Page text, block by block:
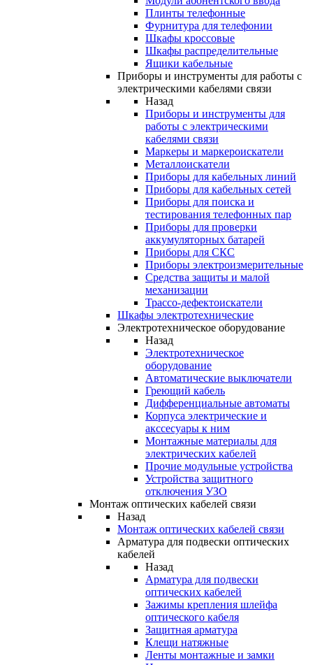
Плинты телефонные
Фурнитура для телефонии
Шкафы кроссовые
Шкафы распределительные
Ящики кабельные
Приборы и инструменты для работы с
электрическими кабелями связи
Назад
Приборы и инструменты для
работы с электрическими
кабелями связи
Маркеры и маркероискатели
Металлоискатели
Приборы для кабельных линий
Приборы для кабельных сетей
Приборы для поиска и
тестирования телефонных пар
Приборы для проверки
аккумуляторных батарей
Приборы для СКС
Приборы электроизмерительные
Средства защиты и малой
механизации
Трассо-дефектоискатели
Шкафы электротехнические
Электротехническое оборудование
Назад
Электротехническое
оборудование
Автоматические выключатели
Греющий кабель
Дифференциальные автоматы
Корпуса электрические и
акссесуары к ним
Монтажные материалы для
электрических кабелей
Прочие модульные устройства
Устройства защитного
отключения УЗО
Монтаж оптических кабелей связи
Назад
Монтаж оптических кабелей связи
Арматура для подвески оптических
кабелей
Назад
Арматура для подвески
оптических кабелей
Зажимы крепления шлейфа
оптического кабеля
Защитная арматура
Клещи натяжные
Ленты монтажные и замки